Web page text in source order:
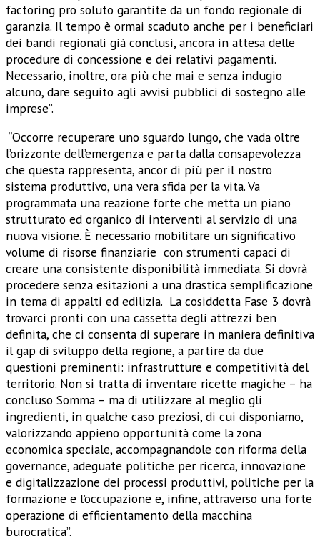
factoring pro soluto garantite da un fondo regionale di
garanzia. Il tempo è ormai scaduto anche per i beneficiari
dei bandi regionali già conclusi, ancora in attesa delle
procedure di concessione e dei relativi pagamenti.
Necessario, inoltre, ora più che mai e senza indugio
alcuno, dare seguito agli avvisi pubblici di sostegno alle
imprese”.
“Occorre recuperare uno sguardo lungo, che vada oltre
l’orizzonte dell’emergenza e parta dalla consapevolezza
che questa rappresenta, ancor di più per il nostro
sistema produttivo, una vera sfida per la vita. Va
programmata una reazione forte che metta un piano
strutturato ed organico di interventi al servizio di una
nuova visione. È necessario mobilitare un significativo
volume di risorse finanziarie con strumenti capaci di
creare una consistente disponibilità immediata. Si dovrà
procedere senza esitazioni a una drastica semplificazione
in tema di appalti ed edilizia. La cosiddetta Fase 3 dovrà
trovarci pronti con una cassetta degli attrezzi ben
definita, che ci consenta di superare in maniera definitiva
il gap di sviluppo della regione, a partire da due
questioni preminenti: infrastrutture e competitività del
territorio. Non si tratta di inventare ricette magiche – ha
concluso Somma – ma di utilizzare al meglio gli
ingredienti, in qualche caso preziosi, di cui disponiamo,
valorizzando appieno opportunità come la zona
economica speciale, accompagnandole con riforma della
governance, adeguate politiche per ricerca, innovazione
e digitalizzazione dei processi produttivi, politiche per la
formazione e l’occupazione e, infine, attraverso una forte
operazione di efficientamento della macchina
burocratica”.